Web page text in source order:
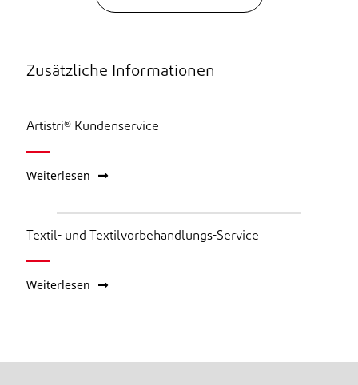
Zusätzliche Informationen
Artistri® Kundenservice
Weiterlesen
Textil- und Textilvorbehandlungs-Service
Weiterlesen